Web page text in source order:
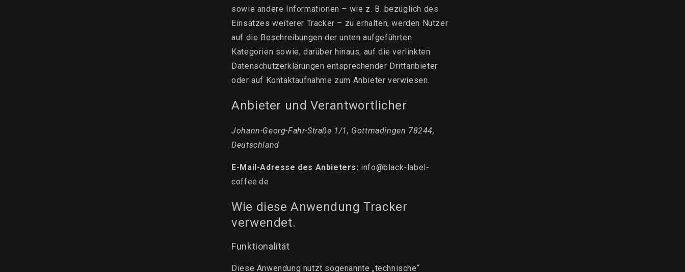
sowie andere Informationen – wie z. B. bezüglich des
Einsatzes weiterer Tracker – zu erhalten, werden Nutzer
auf die Beschreibungen der unten aufgeführten
Kategorien sowie, darüber hinaus, auf die verlinkten
Datenschutzerklärungen entsprechender Drittanbieter
oder auf Kontaktaufnahme zum Anbieter verwiesen.
Anbieter und Verantwortlicher
Johann-Georg-Fahr-Straße 1/1, Gottmadingen 78244,
Deutschland
E-Mail-Adresse des Anbieters: info@black-label-
coffee.de
Wie diese Anwendung Tracker
verwendet.
Funktionalität
Diese Anwendung nutzt sogenannte „technische“